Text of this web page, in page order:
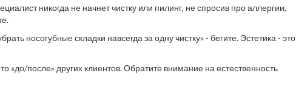
никогда не начнет чистку или пилинг, не спросив про аллергии,
носогубные складки навсегда за одну чистку» - бегите. Эстетика - это
«до/после» других клиентов. Обратите внимание на естественность